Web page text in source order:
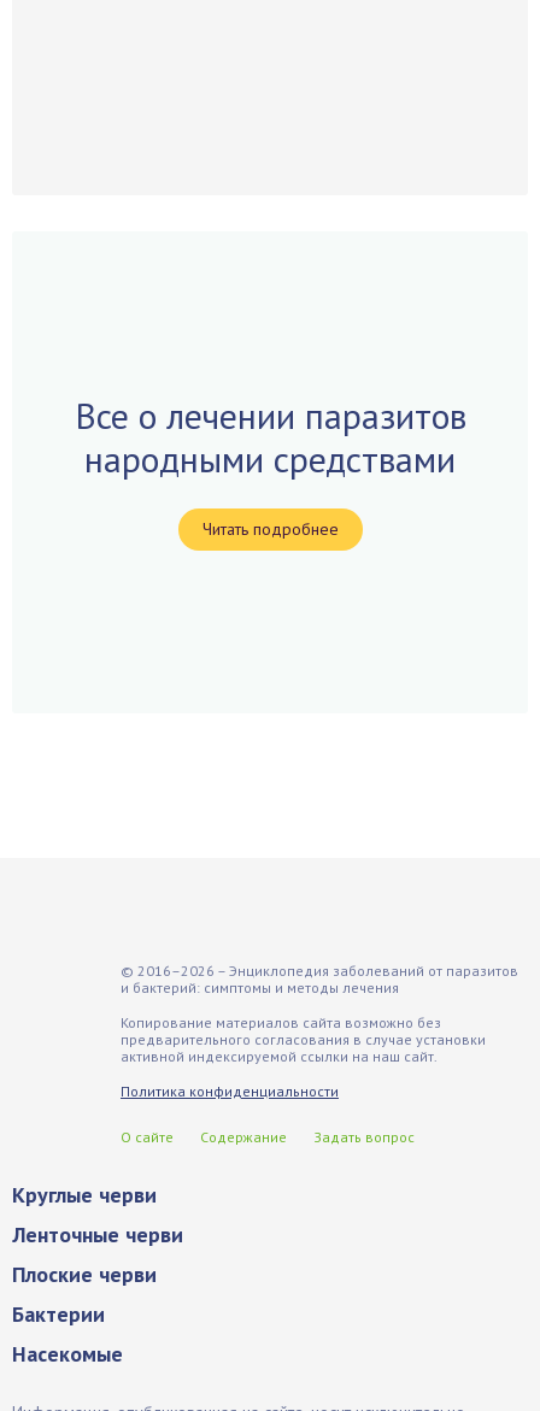
Все о лечении паразитов
народными средствами
Читать подробнее
© 2016–2026 – Энциклопедия заболеваний от паразитов
и бактерий: симптомы и методы лечения
Копирование материалов сайта возможно без
предварительного согласования в случае установки
активной индексируемой ссылки на наш сайт.
Политика конфиденциальности
О сайте Содержание Задать вопрос
Круглые черви
Ленточные черви
Плоские черви
Бактерии
Насекомые